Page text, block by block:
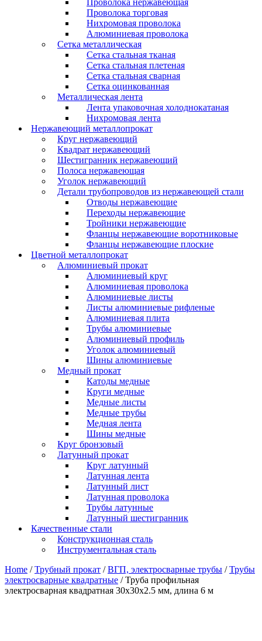
Проволока нержавеющая
Проволока торговая
Нихромовая проволока
Алюминиевая проволока
Сетка металлическая
Сетка стальная тканая
Сетка стальная плетеная
Сетка стальная сварная
Сетка оцинкованная
Металлическая лента
Лента упаковочная холоднокатаная
Нихромовая лента
Нержавеющий металлопрокат
Круг нержавеющий
Квадрат нержавеющий
Шестигранник нержавеющий
Полоса нержавеющая
Уголок нержавеющий
Детали трубопроводов из нержавеющей стали
Отводы нержавеющие
Переходы нержавеющие
Тройники нержавеющие
Фланцы нержавеющие воротниковые
Фланцы нержавеющие плоские
Цветной металлопрокат
Алюминиевый прокат
Алюминиевый круг
Алюминиевая проволока
Алюминиевые листы
Листы алюминиевые рифленые
Алюминиевая плита
Трубы алюминиевые
Алюминиевый профиль
Уголок алюминиевый
Шины алюминиевые
Медный прокат
Катоды медные
Круги медные
Медные листы
Медные трубы
Медная лента
Шины медные
Круг бронзовый
Латунный прокат
Круг латунный
Латунная лента
Латунный лист
Латунная проволока
Трубы латунные
Латунный шестигранник
Качественные стали
Конструкционная сталь
Инструментальная сталь
Home /Трубный прокат /ВГП, электросварные трубы /Трубы
электросварные квадратные / Труба профильная
электросварная квадратная 30х30х2.5 мм, длина 6 м